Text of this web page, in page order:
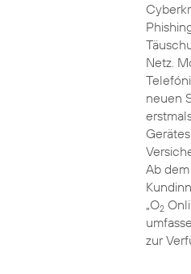
Netz.
neuen
Ab
„O2
zur